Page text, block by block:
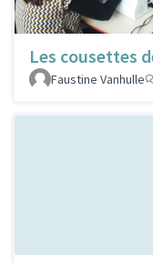
Les cousettes
Faustine Vanhulle